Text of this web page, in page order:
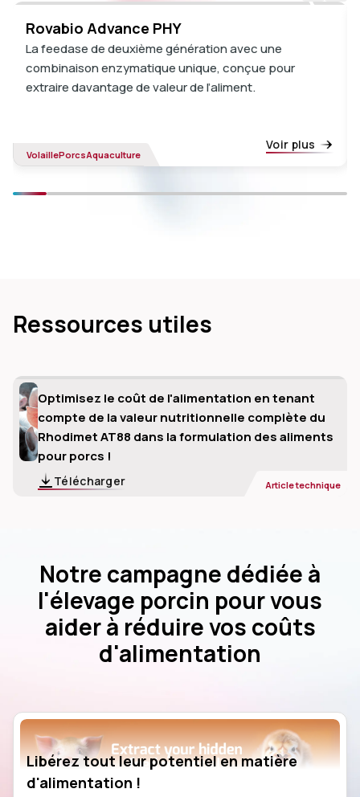
Rovabio Advance PHY
La feedase de deuxième génération avec une
combinaison enzymatique unique, conçue pour
extraire davantage de valeur de l’aliment.
Voir plus
VolaillePorcsAquaculture
Ressources utiles
Optimisez le coût de l'alimentation en tenant
compte de la valeur nutritionnelle complète du
Rhodimet AT88 dans la formulation des aliments
pour porcs !
Télécharger Article technique
Notre campagne dédiée à
l'élevage porcin pour vous
aider à réduire vos coûts
d'alimentation
Libérez tout leur potentiel en matière
d'alimentation !